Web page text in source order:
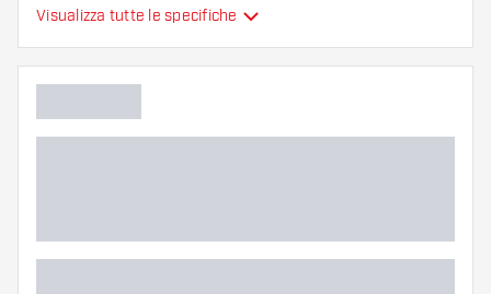
Colore principale
Visualizza tutte le specifiche